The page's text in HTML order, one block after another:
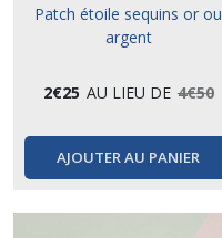
Patch étoile sequins or ou
argent
2€25 AU LIEU DE 4€50
AJOUTER AU PANIER